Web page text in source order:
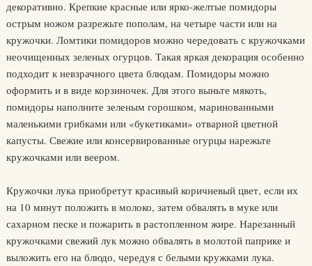
декоративно. Крепкие красные или ярко-желтые помидоры
острым ножом разрежьте пополам, на четыре части или на
кружочки. Ломтики помидоров можно чередовать с кружочками
неочищенных зеленых огурцов. Такая яркая декорация особенно
подходит к невзрачного цвета блюдам. Помидоры можно
оформить и в виде корзиночек. Для этого выньте мякоть,
помидоры наполните зеленым горошком, маринованными
маленькими грибками или «букетиками» отварной цветной
капусты. Свежие или консервированные огурцы нарежьте
кружочками или веером.
Кружочки лука приобретут красивый коричневый цвет, если их
на 10 минут положить в молоко, затем обвалять в муке или
сахарном песке и пожарить в растопленном жире. Нарезанный
кружочками свежий лук можно обвалять в молотой паприке и
выложить его на блюдо, чередуя с белыми кружками лука.